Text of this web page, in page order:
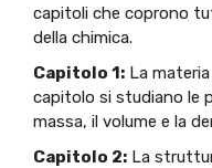
capitoli che coprono
della chimica.
Capitolo 1: La
capitolo si studiano le
massa, il volume e la
Capitolo 2: La